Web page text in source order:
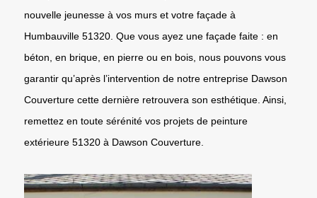
nouvelle jeunesse à vos murs et votre façade à
Humbauville 51320. Que vous ayez une façade faite : en
béton, en brique, en pierre ou en bois, nous pouvons vous
garantir qu’après l’intervention de notre entreprise Dawson
Couverture cette dernière retrouvera son esthétique. Ainsi,
remettez en toute sérénité vos projets de peinture
extérieure 51320 à Dawson Couverture.